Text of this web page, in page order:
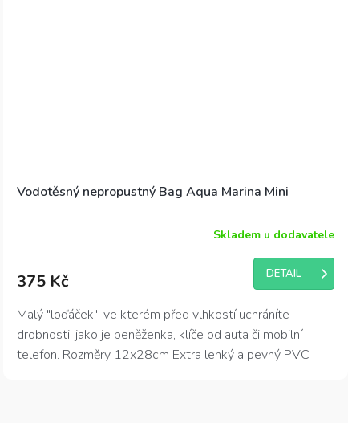
Vodotěsný nepropustný Bag Aqua Marina Mini
je
z
5
hvězdiček.
Skladem u dodavatele
375 Kč DETAIL
Malý "loďáček", ve kterém před vlhkostí uchráníte
drobnosti, jako je peněženka, klíče od auta či mobilní
telefon. Rozměry 12x28cm Extra lehký a pevný PVC